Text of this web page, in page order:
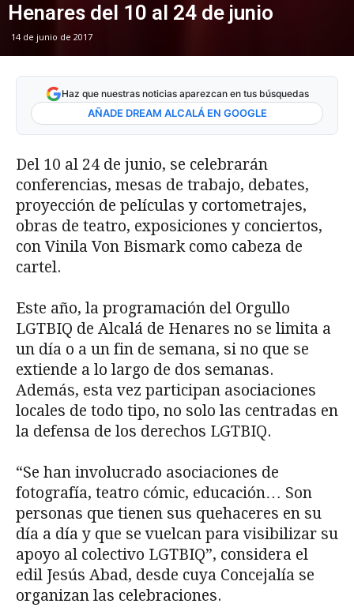
Henares del 10 al 24 de junio
14 de junio de 2017
Haz que nuestras noticias aparezcan en tus búsquedas
AÑADE DREAM ALCALÁ EN GOOGLE
Del 10 al 24 de junio, se celebrarán
conferencias, mesas de trabajo, debates,
proyección de películas y cortometrajes,
obras de teatro, exposiciones y conciertos,
con Vinila Von Bismark como cabeza de
cartel.
Este año, la programación del Orgullo
LGTBIQ de Alcalá de Henares no se limita a
un día o a un fin de semana, si no que se
extiende a lo largo de dos semanas.
Además, esta vez participan asociaciones
locales de todo tipo, no solo las centradas en
la defensa de los derechos LGTBIQ.
“Se han involucrado asociaciones de
fotografía, teatro cómic, educación… Son
personas que tienen sus quehaceres en su
día a día y que se vuelcan para visibilizar su
apoyo al colectivo LGTBIQ”, considera el
edil Jesús Abad, desde cuya Concejalía se
organizan las celebraciones.